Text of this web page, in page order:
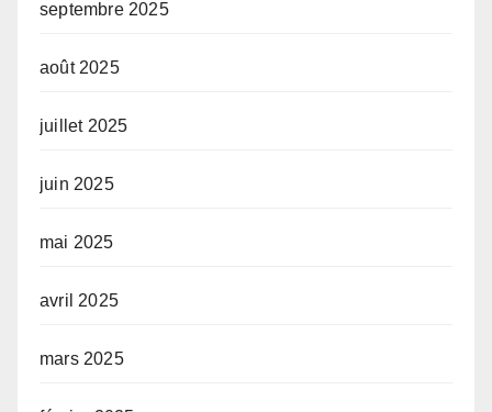
septembre 2025
août 2025
juillet 2025
juin 2025
mai 2025
avril 2025
mars 2025